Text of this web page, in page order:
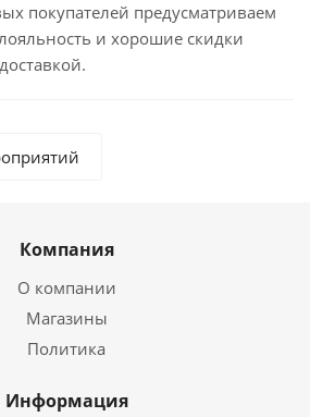
покупателей предусматриваем
и хорошие скидки
Компания
О компании
Магазины
Политика
Информация